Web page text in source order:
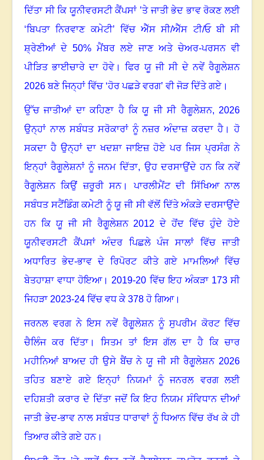
ਦਿੱਤਾ ਸੀ ਕਿ ਯੂਨੀਵਰਸਟੀ ਕੈਂਪਸਾਂ ’ਤੇ ਜਾਤੀ ਭੇਦ ਭਾਵ ਰੋਕਣ ਲਈ
‘ਬਿਪਤਾ ਨਿਰਵਾਣ ਕਮੇਟੀ’ ਵਿੱਚ ਐੱਸ ਸੀ/ਐੱਸ ਟੀ/ਓ ਬੀ ਸੀ
ਸ਼੍ਰੇਣੀਆਂ ਦੇ 50% ਮੈਂਬਰ ਲਏ ਜਾਣ ਅਤੇ ਚੇਅਰ-ਪਰਸਨ ਵੀ
ਪੀੜਿਤ ਭਾਈਚਾਰੇ ਦਾ ਹੋਵੇ।
ਫਿਰ ਯੂ ਜੀ ਸੀ ਦੇ ਨਵੇਂ ਰੈਗੂਲੇਸ਼ਨ
2026 ਬਣੇ ਜਿਨ੍ਹਾਂ ਵਿੱਚ ‘ਹੋਰ ਪਛੜੇ ਵਰਗ’ ਵੀ ਜੋੜ ਦਿੱਤੇ ਗਏ ।
ਉੱਚ ਜਾਤੀਆਂ ਦਾ ਕਹਿਣਾ ਹੈ ਕਿ ਯੂ ਜੀ ਸੀ ਰੈਗੂਲੇਸ਼ਨ, 2026
ਉਨ੍ਹਾਂ ਨਾਲ ਸਬੰਧਤ ਸਰੋਕਾਰਾਂ ਨੂੰ ਨਜ਼ਰ ਅੰਦਾਜ਼ ਕਰਦਾ ਹੈ ।
ਹੋ
ਸਕਦਾ ਹੈ ਉਨ੍ਹਾਂ ਦਾ ਖਦਸ਼ਾ ਜਾਇਜ਼ ਹੋਏ ਪਰ ਜਿਸ ਪ੍ਰਸੰਗ ਨੇ
ਇਨ੍ਹਾਂ ਰੈਗੂਲੇਸ਼ਨਾਂ ਨੂੰ ਜਨਮ ਦਿੱਤਾ, ਉਹ ਦਰਸਾਉਂਦੇ ਹਨ ਕਿ ਨਵੇਂ
ਰੈਗੂਲੇਸ਼ਨ ਕਿਉਂ ਜ਼ਰੂਰੀ ਸਨ।
ਪਾਰਲੀਮੈਂਟ ਦੀ ਸਿੱਖਿਆ ਨਾਲ
ਸਬੰਧਤ ਸਟੈਂਡਿੰਗ ਕਮੇਟੀ ਨੂੰ ਯੂ ਜੀ ਸੀ ਵੱਲੋਂ ਦਿੱਤੇ ਅੰਕੜੇ ਦਰਸਾਉਂਦੇ
ਹਨ ਕਿ ਯੂ ਜੀ ਸੀ ਰੈਗੂਲੇਸ਼ਨ 2012 ਦੇ ਹੋਂਦ ਵਿੱਚ ਹੁੰਦੇ ਹੋਏ
ਯੂਨੀਵਰਸਟੀ ਕੈਂਪਸਾਂ ਅੰਦਰ ਪਿਛਲੇ ਪੰਜ ਸਾਲਾਂ ਵਿੱਚ ਜਾਤੀ
ਅਧਾਰਿਤ ਭੇਦ-ਭਾਵ ਦੇ ਰਿਪੋਰਟ ਕੀਤੇ ਗਏ ਮਾਮਲਿਆਂ ਵਿੱਚ
ਬੇਤਹਾਸ਼ਾ ਵਾਧਾ ਹੋਇਆ। 2019-20 ਵਿੱਚ ਇਹ ਅੰਕੜਾ 173 ਸੀ
ਜਿਹੜਾ 2023-24 ਵਿੱਚ ਵਧ ਕੇ 378 ਹੋ ਗਿਆ।
ਜਰਨਲ ਵਰਗ ਨੇ ਇਸ ਨਵੇਂ ਰੈਗੂਲੇਸ਼ਨ ਨੂੰ ਸੁਪਰੀਮ ਕੋਰਟ ਵਿੱਚ
ਚੈਲਿੰਜ ਕਰ ਦਿੱਤਾ।
ਸਿਤਮ ਤਾਂ ਇਸ ਗੱਲ ਦਾ ਹੈ ਕਿ ਚਾਰ
ਮਹੀਨਿਆਂ ਬਾਅਦ ਹੀ ਉਸੇ ਬੈਂਚ ਨੇ ਯੂ ਜੀ ਸੀ ਰੈਗੂਲੇਸ਼ਨ 2026
ਤਹਿਤ ਬਣਾਏ ਗਏ ਇਨ੍ਹਾਂ ਨਿਯਮਾਂ ਨੂੰ ਜਨਰਲ ਵਰਗ ਲਈ
ਦਹਿਸ਼ਤੀ ਕਰਾਰ ਦੇ ਦਿੱਤਾ ਜਦੋਂ ਕਿ ਇਹ ਨਿਯਮ ਸੰਵਿਧਾਨ ਦੀਆਂ
ਜਾਤੀ ਭੇਦ-ਭਾਵ ਨਾਲ ਸਬੰਧਤ ਧਾਰਾਵਾਂ ਨੂੰ ਧਿਆਨ ਵਿੱਚ ਰੱਖ ਕੇ ਹੀ
ਤਿਆਰ ਕੀਤੇ ਗਏ ਹਨ।